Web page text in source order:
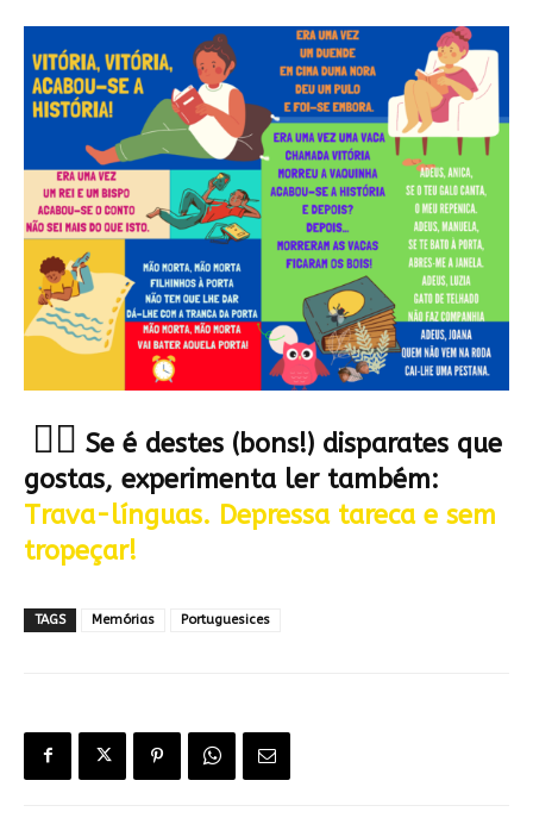
🐱‍👤 Se é destes (bons!) disparates que
gostas, experimenta ler também:
Trava-línguas. Depressa tareca e sem
tropeçar!
TAGS Memórias Portuguesices